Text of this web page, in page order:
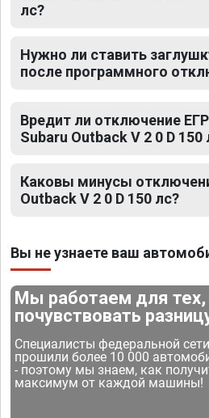
лс?
Нужно ли ставить
после программного
Вредит ли отключение
Subaru Outback V 2 0 D 150
Каковы минусы
Outback V 2 0 D 150 лс?
Вы не узнаете ваш
Мы работаем для
почувствовать
Специалисты федеральной
прошили более 10 000
- поэтому мы знаем, как
максимум от каждой машины!